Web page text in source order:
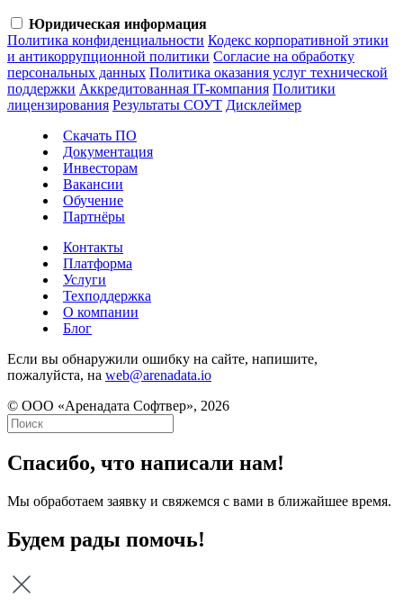
Юридическая информация
Политика конфиденциальности Кодекс корпоративной этики
и антикоррупционной политики Согласие на обработку
персональных данных Политика оказания услуг технической
поддержки Аккредитованная IT-компания Политики
лицензирования Результаты СОУТ Дисклеймер
Скачать ПО
Документация
Инвесторам
Вакансии
Обучение
Партнёры
Контакты
Платформа
Услуги
Техподдержка
О компании
Блог
Если вы обнаружили ошибку на сайте, напишите,
пожалуйста, на web@arenadata.io
© ООО «Аренадата Софтвер», 2026
Спасибо, что написали нам!
Мы обработаем заявку и свяжемся с вами в ближайшее время.
Будем рады помочь!